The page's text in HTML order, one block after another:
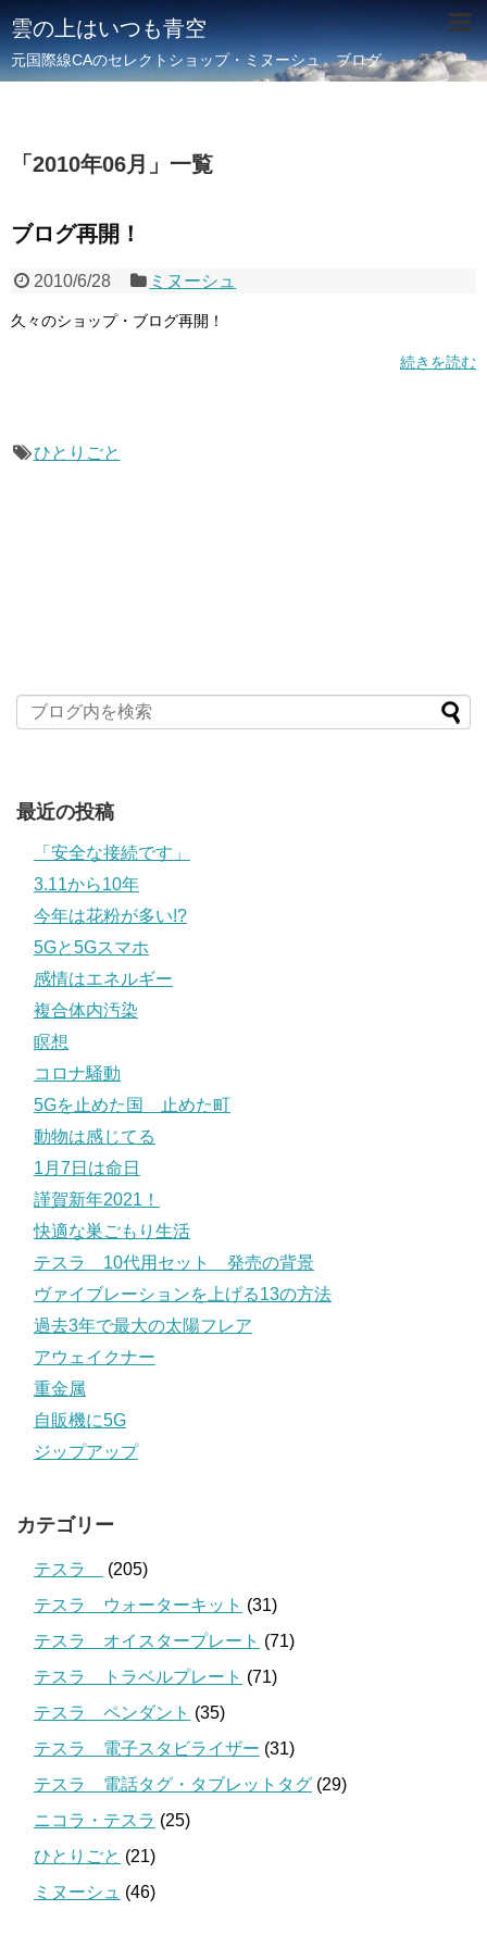
雲の上はいつも青空
元国際線CAのセレクトショップ・ミヌーシュ ブログ
「 2010年06月 」 一覧
ブログ再開！
2010/6/28 ミヌーシュ
久々のショップ・ブログ再開！
続きを読む
ひとりごと
最近の投稿
「安全な接続です」
3.11から10年
今年は花粉が多い!?
5Gと5Gスマホ
感情はエネルギー
複合体内汚染
瞑想
コロナ騒動
5Gを止めた国 止めた町
動物は感じてる
1月7日は命日
謹賀新年2021！
快適な巣ごもり生活
テスラ 10代用セット 発売の背景
ヴァイブレーションを上げる13の方法
過去3年で最大の太陽フレア
アウェイクナー
重金属
自販機に5G
ジップアップ
カテゴリー
テスラ
(205)
テスラ ウォーターキット (31)
テスラ オイスタープレート (71)
テスラ トラベルプレート (71)
テスラ ペンダント (35)
テスラ 電子スタビライザー (31)
テスラ 電話タグ・タブレットタグ (29)
ニコラ・テスラ (25)
ひとりごと (21)
ミヌーシュ (46)